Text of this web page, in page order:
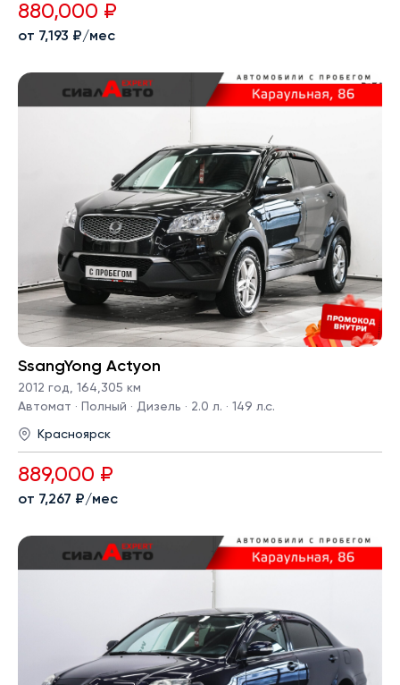
880,000 ₽
от 7,193 ₽/мес
SsangYong Actyon
2012 год
164,305 км
Автомат · Полный · Дизель · 2.0 л. · 149 л.с.
Красноярск
889,000 ₽
от 7,267 ₽/мес